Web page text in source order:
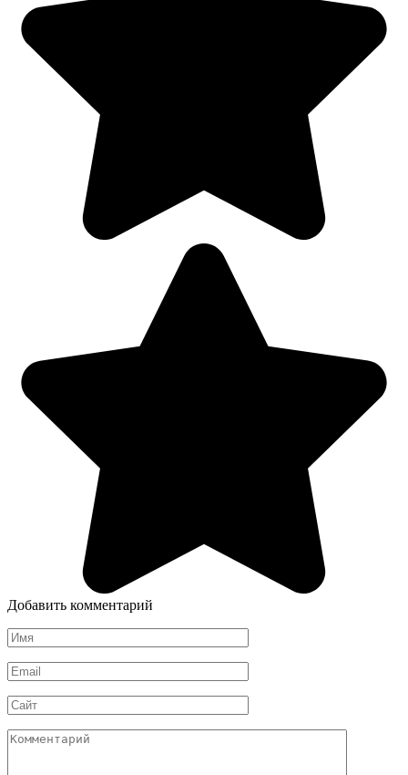
Добавить комментарий
Имя
*
Email
*
Сайт
Комментарий